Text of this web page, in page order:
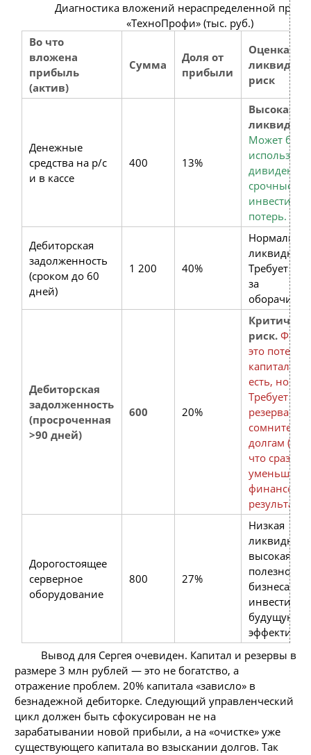
Диагностика вложений нераспределенной
«ТехноПрофи» (тыс. руб.)
Во что
вложена
прибыль
(актив)
Сумма
Доля от
прибыли
Оценка
риск
Денежные
средства на р/с
и в кассе
400 13%
Высокая
Может быть
дивиденды
срочные
потерь.
Дебиторская
задолженность
(сроком до 60
дней)
1 200 40%
Требует
за
Дебиторская
задолженность
(просроченная
>90 дней)
600 20%
риск.
это потери
капитала.
есть, но
Требует
резерва по
долгам
что сразу
уменьшит
результат.
Дорогостоящее
серверное
оборудование
800 27%
Низкая
высокая
полезность
бизнеса.
будущую
Вывод для Сергея очевиден. Капитал и резервы в
размере 3 млн рублей — это не богатство, а
отражение проблем. 20% капитала «зависло» в
безнадежной дебиторке. Следующий управленческий
цикл должен быть сфокусирован не на
зарабатывании новой прибыли, а на «очистке» уже
существующего капитала во взыскании долгов. Так